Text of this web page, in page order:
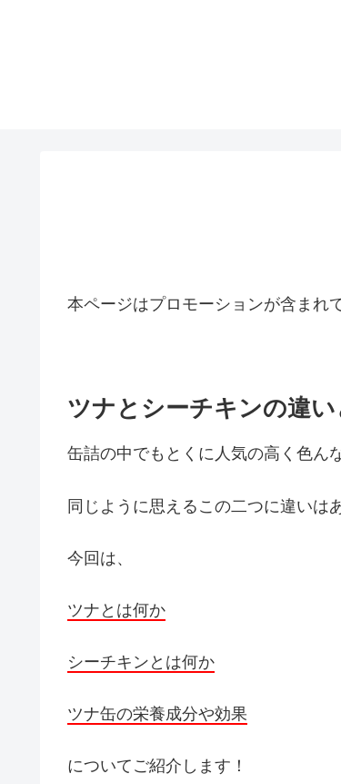
本ページはプロモーションが含まれ
ツナとシーチキンの違
缶詰の中でもとくに人気の高く色ん
同じように思えるこの二つに違いは
今回は、
ツナとは何か
シーチキンとは何か
ツナ缶の栄養成分や効果
についてご紹介します！